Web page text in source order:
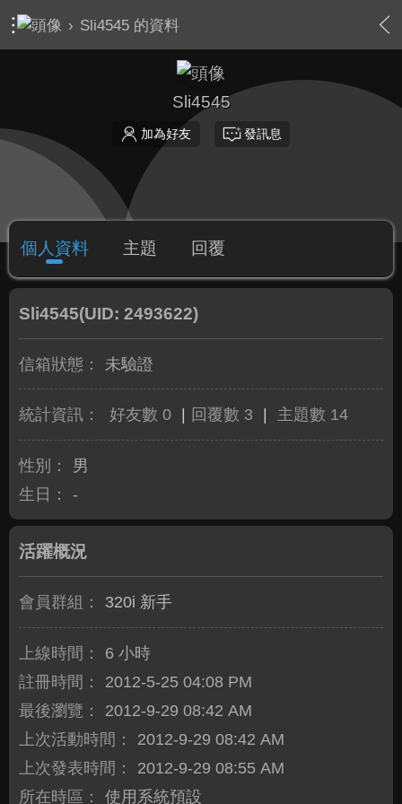
› Sli4545 的資料
Sli4545
加為好友 發訊息
個人資料 主題 回覆
Sli4545(UID: 2493622)
信箱狀態： 未驗證
統計資訊： 好友數 0 回覆數 3 主題數 14
性別：
男
生日：
-
活躍概況
會員群組： 320i 新手
上線時間：
6 小時
註冊時間：
2012-5-25 04:08 PM
最後瀏覽：
2012-9-29 08:42 AM
上次活動時間：
2012-9-29 08:42 AM
上次發表時間：
2012-9-29 08:55 AM
所在時區：
使用系統預設